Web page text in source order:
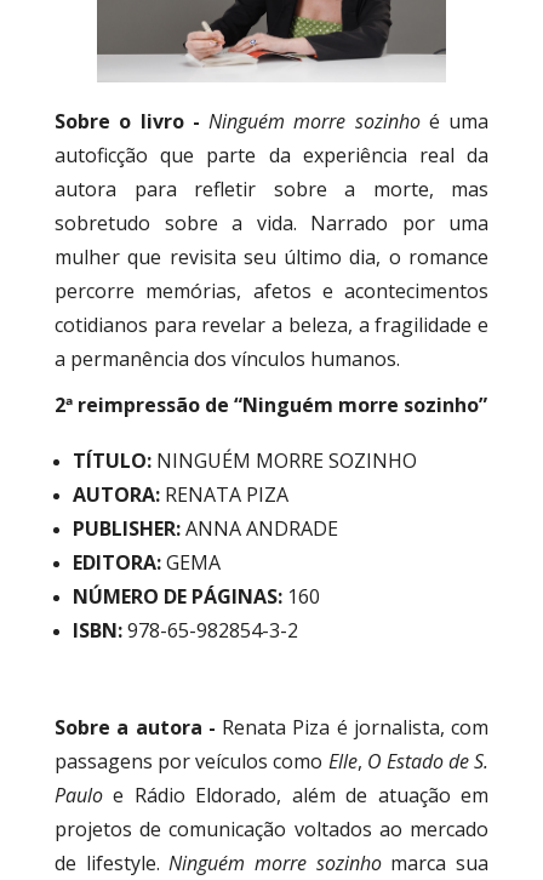
Sobre o livro - Ninguém morre sozinhoé uma
autoficção que parte da experiência real da
autora para refletir sobre a morte, mas
sobretudo sobre a vida. Narrado por uma
mulher que revisita seu último dia, o romance
percorre memórias, afetos e acontecimentos
cotidianos para revelar a beleza, a fragilidade e
a permanência dos vínculos humanos.
2ª reimpressão de “Ninguém morre sozinho”
TÍTULO: NINGUÉM MORRE SOZINHO
AUTORA: RENATA PIZA
PUBLISHER:ANNA ANDRADE
EDITORA:GEMA
NÚMERO DE PÁGINAS: 160
ISBN:978-65-982854-3-2
Sobre a autora - Renata Piza é jornalista, com
passagens por veículos como Elle, O Estado de S.
Paulo e Rádio Eldorado, além de atuação em
projetos de comunicação voltados ao mercado
de lifestyle.Ninguém morre sozinhomarca sua